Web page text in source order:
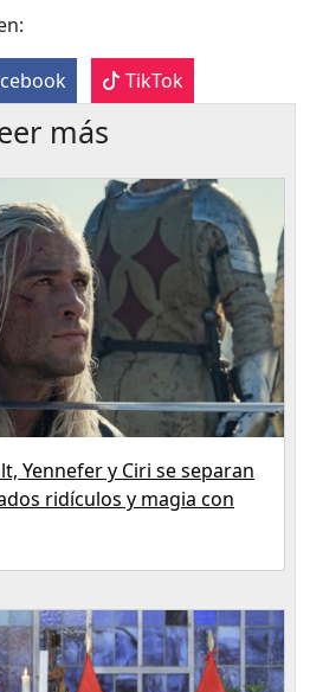
TikTok
más
Yennefer y Ciri se separan
ridículos y magia con